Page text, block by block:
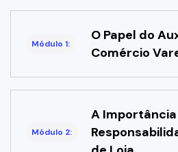
Módulo 1:
O Papel do
Comércio
Módulo 2:
A Importância